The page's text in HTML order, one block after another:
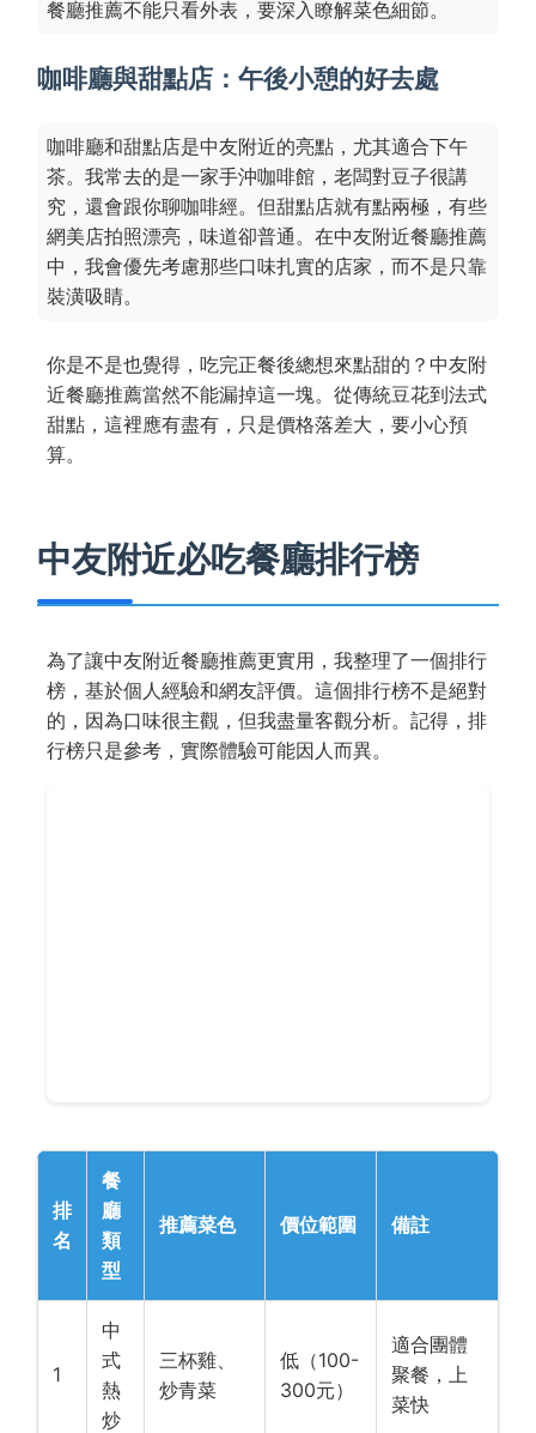
餐廳推薦不能只看外表，要深入瞭解菜色細節。
咖啡廳與甜點店：午後小憩的好去處
咖啡廳和甜點店是中友附近的亮點，尤其適合下午
茶。我常去的是一家手沖咖啡館，老闆對豆子很講
究，還會跟你聊咖啡經。但甜點店就有點兩極，有些
網美店拍照漂亮，味道卻普通。在中友附近餐廳推薦
中，我會優先考慮那些口味扎實的店家，而不是只靠
裝潢吸睛。
你是不是也覺得，吃完正餐後總想來點甜的？中友附
近餐廳推薦當然不能漏掉這一塊。從傳統豆花到法式
甜點，這裡應有盡有，只是價格落差大，要小心預
算。
中友附近必吃餐廳排行榜
為了讓中友附近餐廳推薦更實用，我整理了一個排行
榜，基於個人經驗和網友評價。這個排行榜不是絕對
的，因為口味很主觀，但我盡量客觀分析。記得，排
行榜只是參考，實際體驗可能因人而異。
排
名
餐
廳
類
型
推薦菜色 價位範圍 備註
1
中
式
熱
炒
三杯雞、
炒青菜
低（100-
300元）
適合團體
聚餐，上
菜快